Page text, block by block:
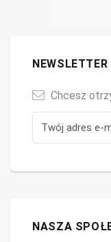
NEWSLETTER
Chcesz
NASZA